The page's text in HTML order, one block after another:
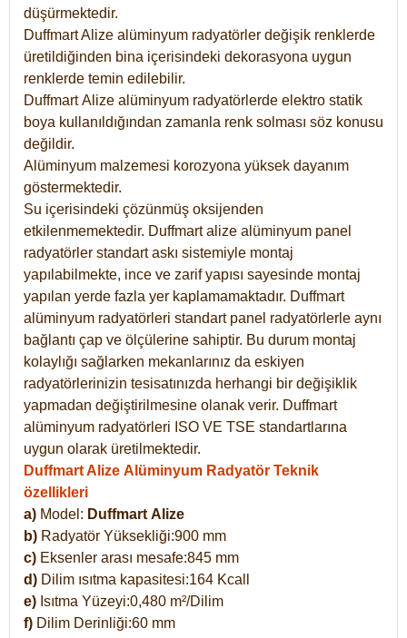
düşürmektedir.
Duffmart Alize alüminyum radyatörler değişik renklerde
üretildiğinden bina içerisindeki dekorasyona uygun
renklerde temin edilebilir.
DuffmartAlize alüminyum radyatörlerde elektro statik
boya kullanıldığından zamanla renk solması söz konusu
değildir.
Alüminyum malzemesi korozyona yüksek dayanım
göstermektedir.
Su içerisindeki çözünmüş oksijenden
etkilenmemektedir. Duffmart alize alüminyum panel
radyatörler standart askı sistemiyle montaj
yapılabilmekte, ince ve zarif yapısı sayesinde montaj
yapılan yerde fazla yer kaplamamaktadır. Duffmart
alüminyum radyatörleri standart panel radyatörlerle aynı
bağlantı çap ve ölçülerine sahiptir. Bu durum montaj
kolaylığı sağlarken mekanlarınız da eskiyen
radyatörlerinizin tesisatınızda herhangi bir değişiklik
yapmadan değiştirilmesine olanak verir. Duffmart
alüminyum radyatörleri ISO VE TSE standartlarına
uygun olarak üretilmektedir.
Duffmart Alize Alüminyum Radyatör Teknik
özellikleri
a) Model: Duffmart Alize
b) Radyatör Yüksekliği:900 mm
c) Eksenler arası mesafe:845 mm
d) Dilim ısıtma kapasitesi:164 Kcall
e) Isıtma Yüzeyi:0,480 m²/Dilim
f) Dilim Derinliği:60 mm